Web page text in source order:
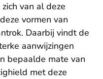
van al deze
vormen van
Daarbij vindt de
aanwijzingen
bepaalde mate van
met deze